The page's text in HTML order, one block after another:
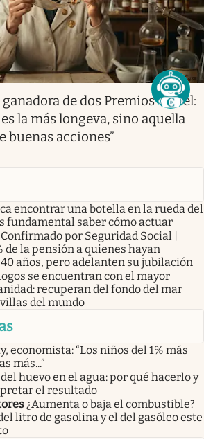
de dos Premios Nobel:
la más longeva, sino aquella
buenas acciones”
encontrar una botella en la rueda del
fundamental saber cómo actuar
Confirmado por Seguridad Social |
de la pensión a quienes hayan
años, pero adelanten su jubilación
se encuentran con el mayor
recuperan del fondo del mar
del mundo
economista: “Los niños del 1% más
más...”
huevo en el agua: por qué hacerlo y
el resultado
¿Aumenta o baja el combustible?
litro de gasolina y el del gasóleo este